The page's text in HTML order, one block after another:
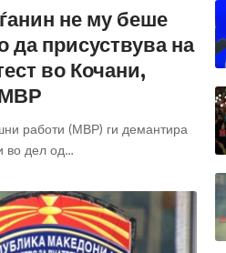
не му беше
да присуствува на
во Кочани,
работи (МВР) ги демантира
во дел од…